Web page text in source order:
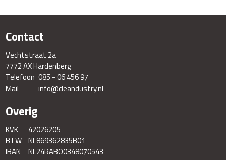
Contact
Vechtstraat 2a
7772 AX Hardenberg
Telefoon 085 - 06 456 97
Mail
info@cleandustry.nl
Overig
KVK
42026205
BTW NL869362835B01
IBAN
NL24RABO0348070543